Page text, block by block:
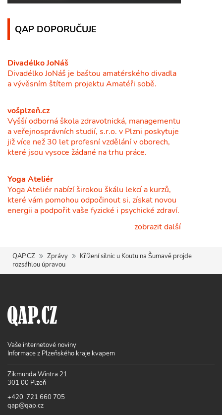
QAP DOPORUČUJE
Divadélko JoNáš
Divadélko JoNáš je baštou amatérského divadla
a vývěsním štítem projektu Amatéři sobě.
vošplzeň.cz
Vyšší odborná škola zdravotnická, managementu
a veřejnosprávních studií, s.r.o. v Plzni poskytuje
již více než 30 let profesní vzdělání v oborech,
které jsou vysoce žádané na trhu práce.
Yoga Ateliér
Yoga Ateliér nabízí širokou škálu lekcí a kurzů,
které vám pomohou odpočinout si, získat novou
energii a podpořit vaše fyzické i psychické zdraví.
zobrazit další
QAP.CZ Zprávy
Křížení silnic u Koutu na Šumavě projde
rozsáhlou úpravou
Vaše internetové noviny
Informace z Plzeňského kraje kvapem
Zikmunda Wintra 21
301 00 Plzeň
+420 721 660 705
qap@qap.cz